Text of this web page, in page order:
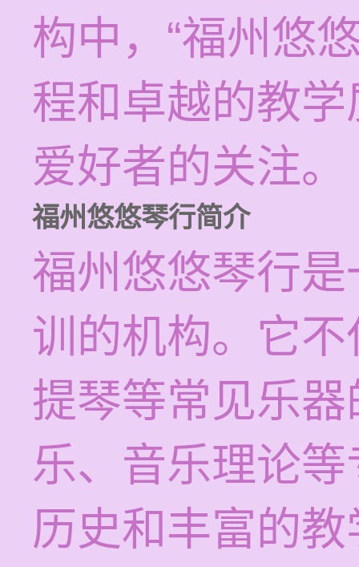
构中，“福州悠
程和卓越的教
爱好者的关注。
福州悠悠琴行简介
福州悠悠琴行
训的机构。它
提琴等常见乐
乐、音乐理论
历史和丰富的